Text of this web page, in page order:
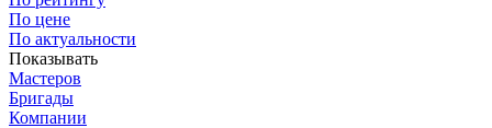
По цене
По актуальности
Показывать
Мастеров
Бригады
Компании